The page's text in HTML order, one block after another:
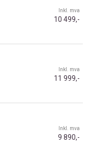
Inkl. mva
10 499,-
Inkl. mva
11 999,-
Inkl. mva
9 890,-